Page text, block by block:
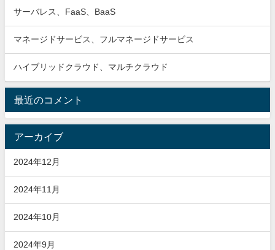
サーバレス、FaaS、BaaS
マネージドサービス、フルマネージドサービス
ハイブリッドクラウド、マルチクラウド
最近のコメント
アーカイブ
2024年12月
2024年11月
2024年10月
2024年9月